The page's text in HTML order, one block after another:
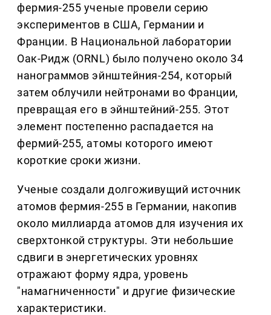
фермия-255 ученые провели серию
экспериментов в США, Германии и
Франции. В Национальной лаборатории
Оак-Ридж (ORNL) было получено около 34
нанограммов эйнштейния-254, который
затем облучили нейтронами во Франции,
превращая его в эйнштейний-255. Этот
элемент постепенно распадается на
фермий-255, атомы которого имеют
короткие сроки жизни.
Ученые создали долгоживущий источник
атомов фермия-255 в Германии, накопив
около миллиарда атомов для изучения их
сверхтонкой структуры. Эти небольшие
сдвиги в энергетических уровнях
отражают форму ядра, уровень
"намагниченности" и другие физические
характеристики.